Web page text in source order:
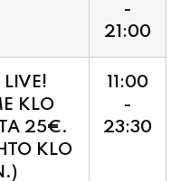
25€.
KLO
11:00
-
23:30